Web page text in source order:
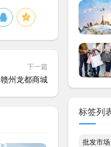
下一篇
赣州龙都商城
标签列
批发市场